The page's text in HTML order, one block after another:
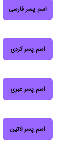
اسم پسر فارسی
اسم پسر کردی
اسم پسر عبری
اسم پسر لاتین